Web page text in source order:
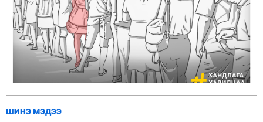
ШИНЭ МЭДЭЭ